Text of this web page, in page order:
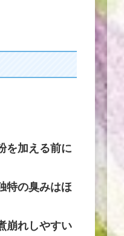
を加える前に
特の臭みはほ
崩れしやすい